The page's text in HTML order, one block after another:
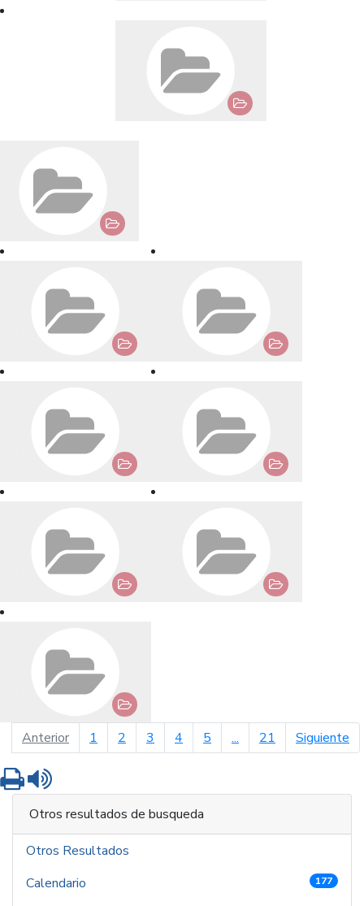
Anteriorpágina anterior
1 2 3 4 5 ... 21 Siguiente
Imprimir
Otros resultados de busqueda
Otros Resultados
Calendario
177